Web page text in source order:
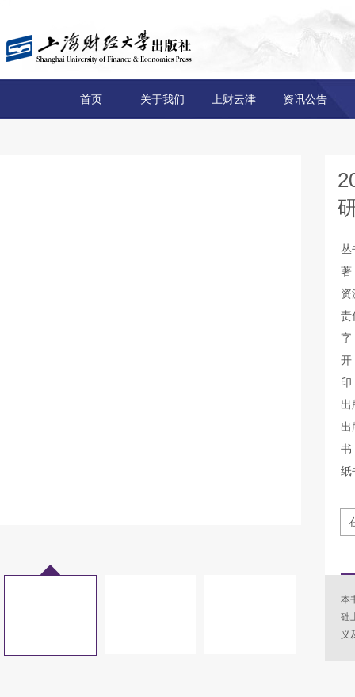
首页 关于我们 上财云津 资讯公告
丛
著
资
责
出
出
纸
本
础
义